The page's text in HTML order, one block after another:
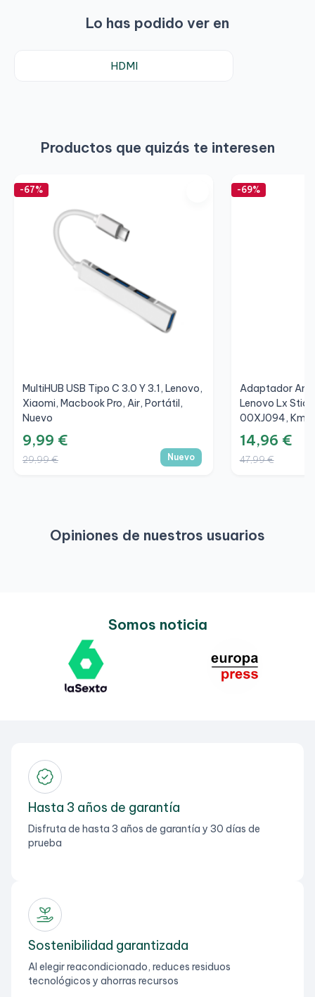
Lo has podido ver en
HDMI
Productos que quizás te interesen
-67%
MultiHUB USB Tipo C 3.0 Y 3.1, Lenovo,
Xiaomi, Macbook Pro, Air, Portátil,
Nuevo
9,99 €
29,99 € Nuevo
-69%
Adaptador
Lenovo Lx
00XJ094, Km0
14,96 €
47,99 €
Opiniones de nuestros usuarios
Somos noticia
Hasta 3 años de garantía
Disfruta de hasta 3 años de garantía y 30 días de
prueba
Sostenibilidad garantizada
Al elegir reacondicionado, reduces residuos
tecnológicos y ahorras recursos